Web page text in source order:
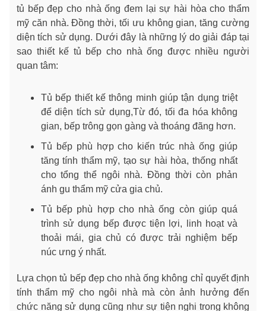
tủ bếp đẹp cho nhà ống đem lại sự hài hòa cho thẩm
mỹ căn nhà. Đồng thời, tối ưu không gian, tăng cường
diện tích sử dụng. Dưới đây là những lý do giải đáp tại
sao thiết kế tủ bếp cho nhà ống được nhiều người
quan tâm:
Tủ bếp thiết kế thông minh giúp tận dụng triệt
để diện tích sử dụng,Từ đó, tối đa hóa không
gian, bếp trông gọn gàng và thoáng đãng hơn.
Tủ bếp phù hợp cho kiến trúc nhà ống giúp
tăng tính thẩm mỹ, tạo sự hài hòa, thống nhất
cho tổng thể ngôi nhà. Đồng thời còn phản
ánh gu thẩm mỹ cửa gia chủ.
Tủ bếp phù hợp cho nhà ống còn giúp quá
trình sử dụng bếp được tiện lợi, linh hoạt và
thoải mái, gia chủ có được trải nghiệm bếp
núc ưng ý nhất.
Lựa chọn tủ bếp đẹp cho nhà ống không chỉ quyết định
tính thẩm mỹ cho ngôi nhà mà còn ảnh hưởng đến
chức năng sử dụng cũng như sự tiện nghi trong không